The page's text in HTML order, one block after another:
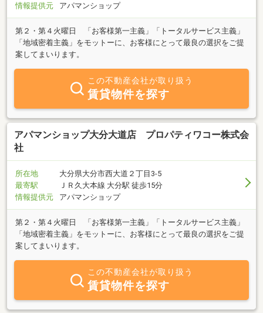
情報提供元
アパマンショップ
第２・第４火曜日 「お客様第一主義」「トータルサービス主義」
「地域密着主義」をモットーに、お客様にとって最良の選択をご提
案してまいります。
この不動産会社が取り扱う
賃貸物件を探す
アパマンショップ大分大道店 プロパティワコー株式会
社
所在地
大分県大分市西大道２丁目3-5
最寄駅
ＪＲ久大本線 大分駅 徒歩15分
情報提供元
アパマンショップ
第２・第４火曜日 「お客様第一主義」「トータルサービス主義」
「地域密着主義」をモットーに、お客様にとって最良の選択をご提
案してまいります。
この不動産会社が取り扱う
賃貸物件を探す